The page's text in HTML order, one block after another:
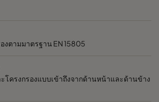
ตามมาตรฐาน EN 15805
โครงกรองแบบเข้าถึงจากด้านหน้าและด้านข้าง